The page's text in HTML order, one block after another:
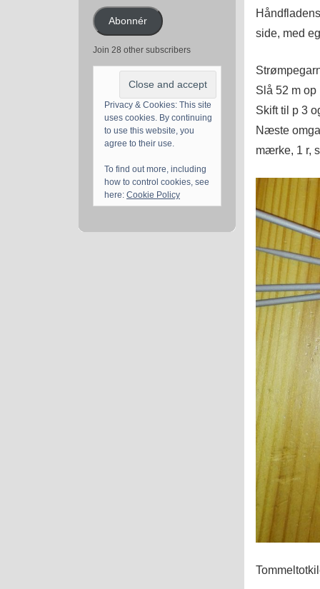
adresseAbonnér
Join 28 other subscribers
Privacy & Cookies: This site
uses cookies. By continuing
to use this website, you
agree to their use.
To find out more, including
how to control cookies, see
here: Cookie Policy
side, med
Slå 52 m op
Skift til p 3
Næste
mærke, 1 r,